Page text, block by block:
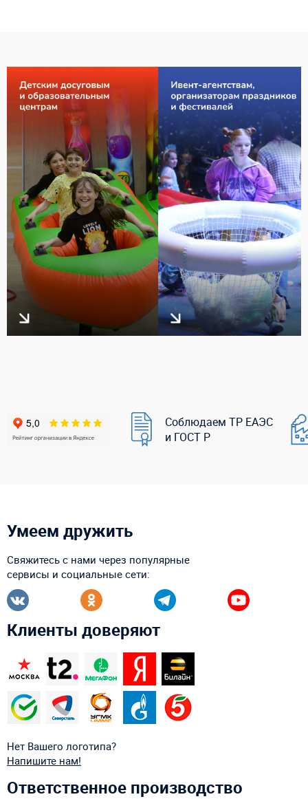
Соблюдаем ТР ЕАЭС
и ГОСТ Р
Умеем дружить
Свяжитесь с нами через популярные
сервисы и социальные сети:
Клиенты доверяют
Нет Вашего логотипа?
Напишите нам!
Ответственное производство